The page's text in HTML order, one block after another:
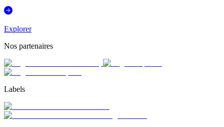
Explorer
Nos partenaires
Labels